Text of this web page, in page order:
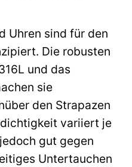
Uhren sind für den
Die robusten
und das
sie
den Strapazen
variiert je
gut gegen
Untertauchen